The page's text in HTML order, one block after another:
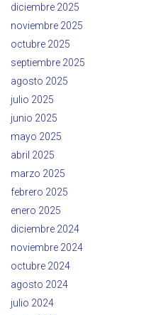
diciembre 2025
noviembre 2025
octubre 2025
septiembre 2025
agosto 2025
julio 2025
junio 2025
mayo 2025
abril 2025
marzo 2025
febrero 2025
enero 2025
diciembre 2024
noviembre 2024
octubre 2024
agosto 2024
julio 2024